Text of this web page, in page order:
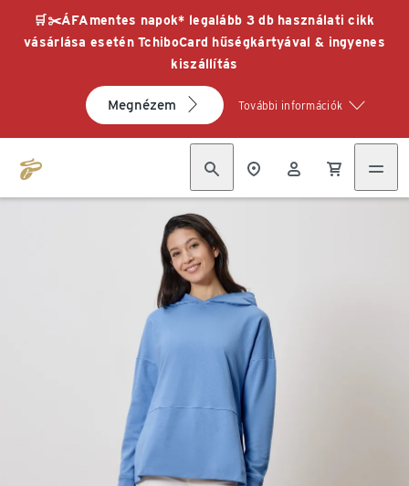
🛒✂️ÁFAmentes napok* legalább 3 db használati cikk
vásárlása esetén TchiboCard hűségkártyával & ingyenes
kiszállítás
Megnézem További információk